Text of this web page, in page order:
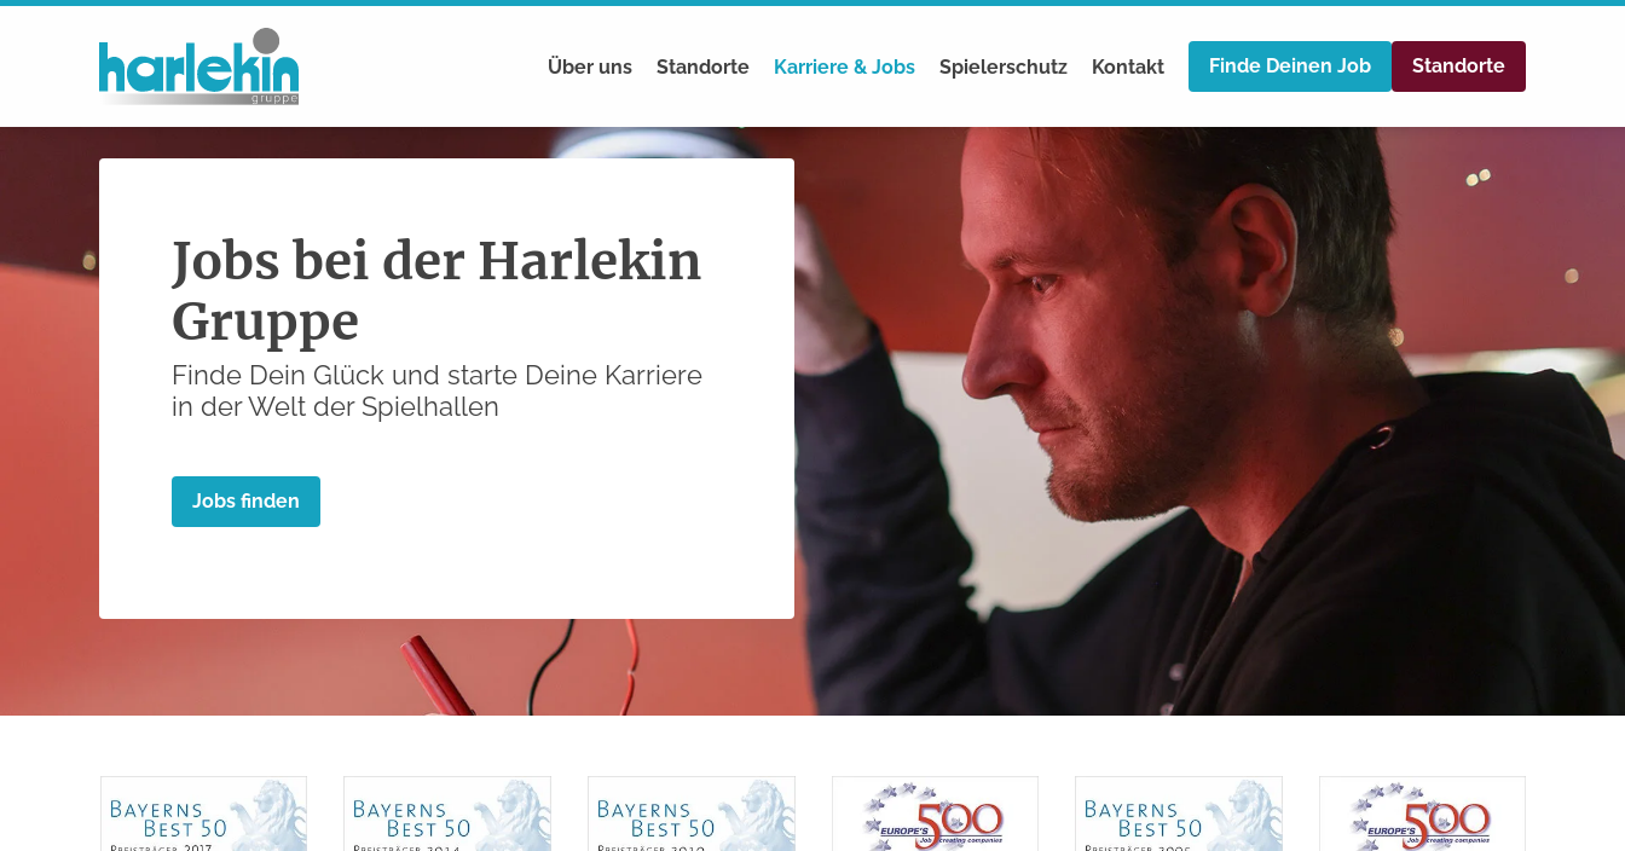
Über uns Standorte Karriere & Jobs Spieler­schutz Kontakt Finde Deinen Job Standorte
Jobs bei der Harlekin
Gruppe
Finde Dein Glück und starte Deine Karriere
in der Welt der Spielhallen
Jobs finden